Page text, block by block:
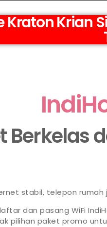
Kraton Krian
Berkelas
stabil, telepon
dan pasang WiFi
pilihan paket promo